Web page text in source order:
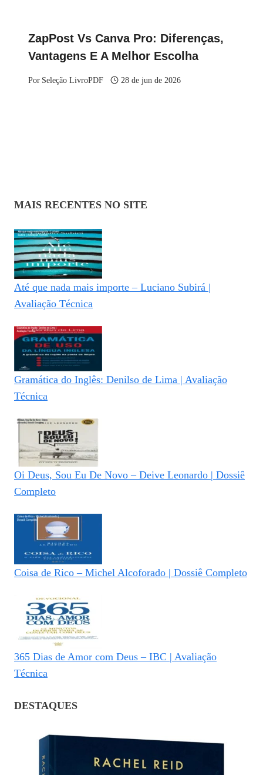
ZapPost Vs Canva Pro: Diferenças,
Vantagens E A Melhor Escolha
Por Seleção LivroPDF 28 de jun de 2026
MAIS RECENTES NO SITE
Até que nada mais importe – Luciano Subirá |
Avaliação Técnica
Gramática do Inglês: Denilso de Lima | Avaliação
Técnica
Oi Deus, Sou Eu De Novo – Deive Leonardo | Dossiê
Completo
Coisa de Rico – Michel Alcoforado | Dossiê Completo
365 Dias de Amor com Deus – IBC | Avaliação
Técnica
DESTAQUES